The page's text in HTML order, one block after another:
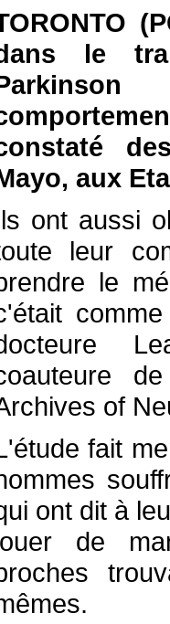
le
aux
ont aussi
leur
le
of
fait
ont dit à
de